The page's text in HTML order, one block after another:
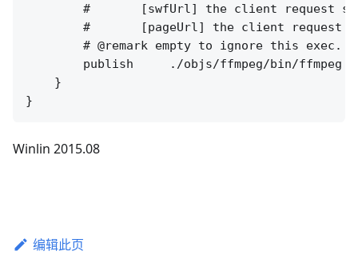
#       [swfUrl] the client request
#       [pageUrl] the client request
        # @remark empty to ignore this exec.
publish     ./objs/ffmpeg/bin/ffmpeg
    }
Winlin 2015.08
编辑此页